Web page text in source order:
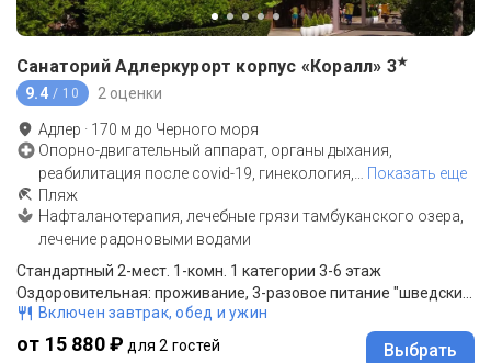
Санаторий Адлеркурорт корпус «Коралл» 3★
9.4 / 10 2 оценки
Адлер · 170 м до Черного моря
Опорно-двигательный аппарат, органы дыхания,
реабилитация после covid-19, гинекология,… Показать еще
Пляж
Нафталанотерапия, лечебные грязи тамбуканского озера,
лечение радоновыми водами
Стандартный 2-мест. 1-комн. 1 категории 3-6 этаж
Оздоровительная: проживание, 3-разовое питание "шведский стол".
Включен завтрак, обед и ужин
от 15 880 ₽ для 2 гостей Выбрать